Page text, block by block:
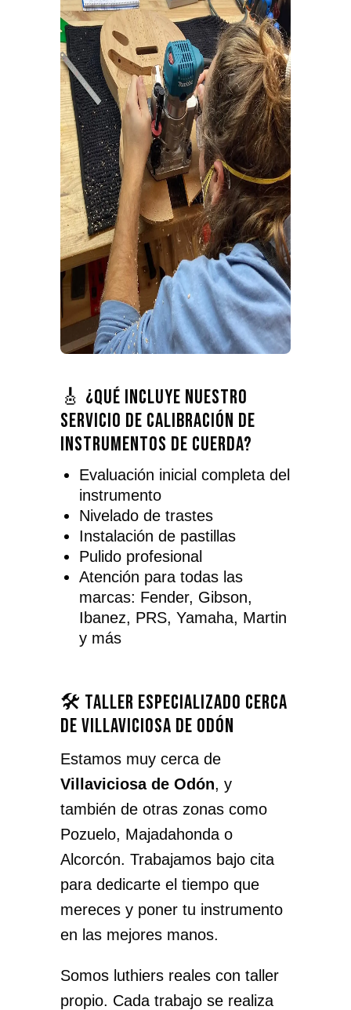
🎸 ¿Qué incluye nuestro
servicio de calibración de
instrumentos de cuerda?
Evaluación inicial completa del
instrumento
Nivelado de trastes
Instalación de pastillas
Pulido profesional
Atención para todas las
marcas: Fender, Gibson,
Ibanez, PRS, Yamaha, Martin
y más
🛠️ Taller especializado cerca
de Villaviciosa de Odón
Estamos muy cerca de
Villaviciosa de Odón, y
también de otras zonas como
Pozuelo, Majadahonda o
Alcorcón. Trabajamos bajo cita
para dedicarte el tiempo que
mereces y poner tu instrumento
en las mejores manos.
Somos luthiers reales con taller
propio. Cada trabajo se realiza